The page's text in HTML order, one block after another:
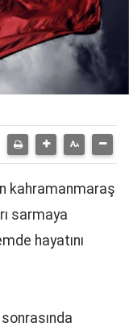
kahramanmaraş
sarmaya
hayatını